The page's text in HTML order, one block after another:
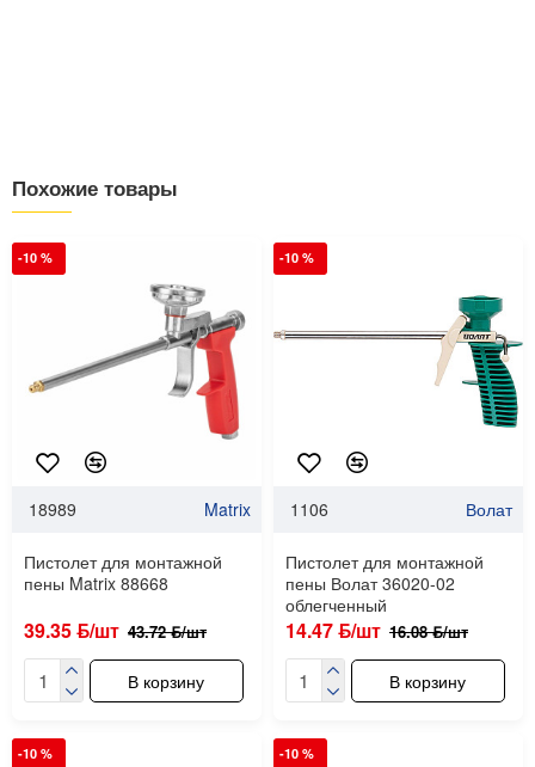
Похожие товары
-10 %
18989 Matrix
Пистолет для монтажной
пены Matrix 88668
39.35 ƃ/шт 43.72 ƃ/шт
В корзину
-10 %
1106 Волат
Пистолет для монтажной
пены Волат 36020-02
облегченный
14.47 ƃ/шт 16.08 ƃ/шт
В корзину
-10 % -10 %